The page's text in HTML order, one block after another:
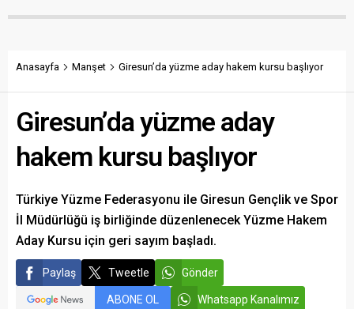
belirterek üreticiyi memnun
savundu.
vatandaşlardan ihbar
Anasayfa Manşet Giresun’da yüzme aday hakem kursu başlıyor
Giresun’da yüzme aday
hakem kursu başlıyor
Türkiye Yüzme Federasyonu ile Giresun Gençlik ve Spor
İl Müdürlüğü iş birliğinde düzenlenecek Yüzme Hakem
Aday Kursu için geri sayım başladı.
Paylaş Tweetle Gönder
ABONE OL Whatsapp Kanalımız